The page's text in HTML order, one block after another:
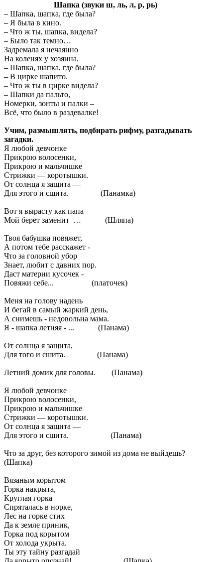
Шапка (звуки ш, ль, л, р, рь)
– Шапка, шапка, где была?
– Я была в кино.
– Что ж ты, шапка, видела?
– Было так темно…
Задремала я нечаянно
На коленях у хозяина.
– Шапка, шапка, где была?
– В цирке шапито.
– Что ж ты в цирке видела?
– Шапки да пальто,
Номерки, зонты и палки –
Всё, что было в раздевалке!
Учим, размышлять, подбирать рифму, разгадывать
загадки.
Я любой девчонке
Прикрою волосенки,
Прикрою и мальчишке
Стрижки — коротышки.
От солнца я защита —
Для этого и сшита. (Панамка)
Вот я вырасту как папа
Мой берет заменит … (Шляпа)
Твоя бабушка повяжет,
А потом тебе расскажет -
Что за головной убор
Знает, любит с давних пор.
Даст материи кусочек -
Повяжи себе... (платочек)
Меня на голову надень
И бегай в самый жаркий день,
А снимешь - недовольна мама.
Я - шапка летняя - ... (Панама)
От солнца я защита,
Для того и сшита. (Панама)
Летний домик для головы. (Панама)
Я любой девчонке
Прикрою волосенки,
Прикрою и мальчишке
Стрижки — коротышки.
От солнца я защита —
Для этого и сшита. (Панама)
Что за друг, без которого зимой из дома не выйдешь?
(Шапка)
Вязаным корытом
Горка накрыта,
Круглая горка
Спряталась в норке,
Лес на горке стих
Да к земле приник,
Горка под корытом
От холода укрыта.
Ты эту тайну разгадай